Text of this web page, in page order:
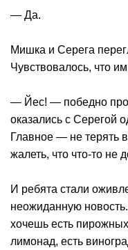
— Да.
Мишка и Серега
Чувствовалось, что
— Йес! — победно
оказались с Серегой
Главное — не терять
жалеть, что что-то не
И ребята стали
неожиданную
хочешь есть
лимонад, есть